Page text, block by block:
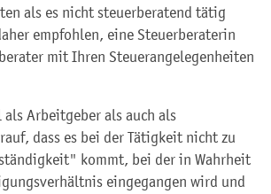
als es nicht steuerberatend tätig
empfohlen, eine Steuerberaterin
mit Ihren Steuerangelegenheiten
als Arbeitgeber als auch als
dass es bei der Tätigkeit nicht zu
kommt, bei der in Wahrheit
eingegangen wird und